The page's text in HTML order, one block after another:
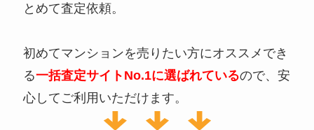
とめて査定依頼。
初めてマンションを売りたい方にオススメでき
る一括査定サイトNo.1に選ばれているので、安
心してご利用いただけます。